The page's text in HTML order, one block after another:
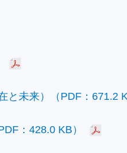
未来）（PDF：671.2
：428.0 KB）